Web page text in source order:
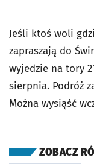
Jeśli ktoś woli
zapraszają do
wyjedzie na tory
sierpnia. Podróż
Można wysiąść
ZOBACZ